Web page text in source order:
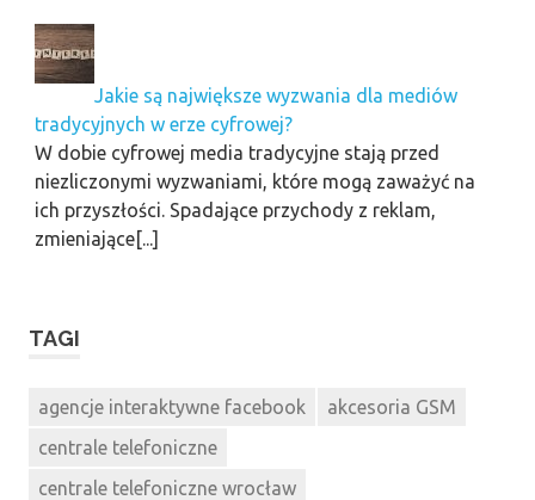
Jakie są największe wyzwania dla mediów
tradycyjnych w erze cyfrowej?
W dobie cyfrowej media tradycyjne stają przed
niezliczonymi wyzwaniami, które mogą zaważyć na
ich przyszłości. Spadające przychody z reklam,
zmieniające[...]
TAGI
agencje interaktywne facebook
akcesoria GSM
centrale telefoniczne
centrale telefoniczne wrocław